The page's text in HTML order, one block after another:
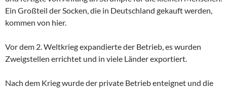
Ein Großteil der Socken, die in Deutschland gekauft werden,
kommen von hier.
Vor dem 2. Weltkrieg expandierte der Betrieb, es wurden
Zweigstellen errichtet und in viele Länder exportiert.
Nach dem Krieg wurde der private Betrieb enteignet und die